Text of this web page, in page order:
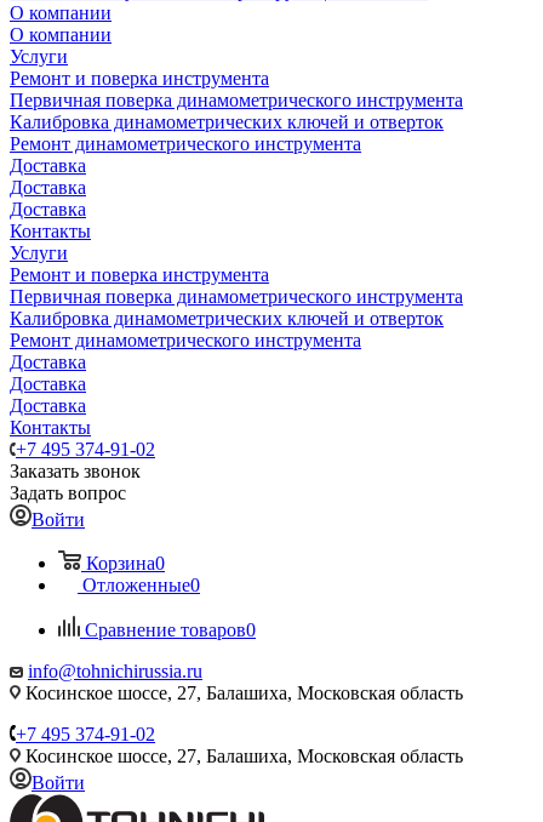
О компании
О компании
Услуги
Ремонт и поверка инструмента
Первичная поверка динамометрического инструмента
Калибровка динамометрических ключей и отверток
Ремонт динамометрического инструмента
Доставка
Доставка
Доставка
Контакты
Услуги
Ремонт и поверка инструмента
Первичная поверка динамометрического инструмента
Калибровка динамометрических ключей и отверток
Ремонт динамометрического инструмента
Доставка
Доставка
Доставка
Контакты
+7 495 374-91-02
Заказать звонок
Задать вопрос
Войти
Корзина0
Отложенные0
Сравнение товаров0
info@tohnichirussia.ru
Косинское шоссе, 27, Балашиха, Московская область
+7 495 374-91-02
Косинское шоссе, 27, Балашиха, Московская область
Войти